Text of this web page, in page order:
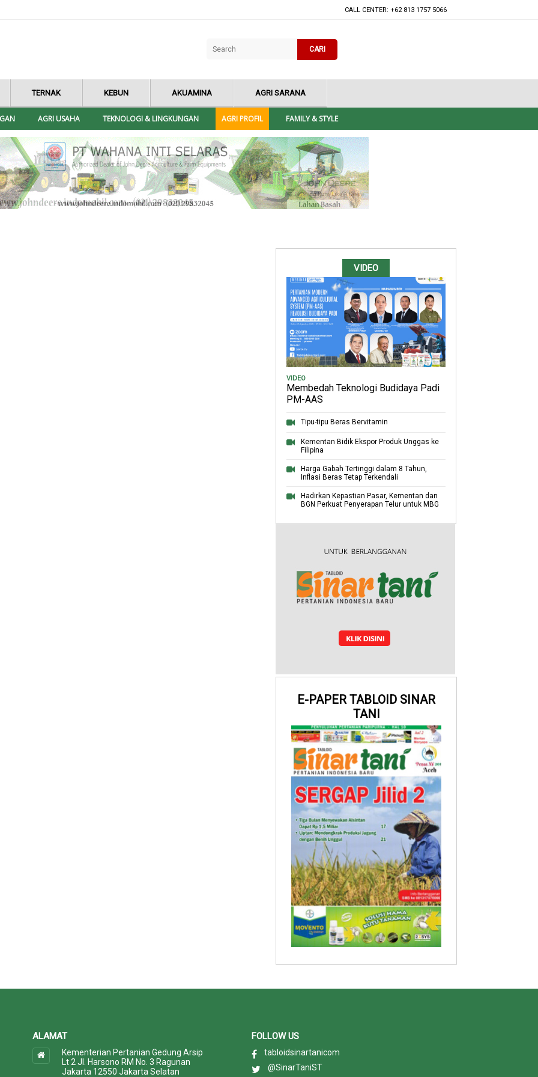
CALL CENTER: +62 813 1757 5066
CARI
TERNAK KEBUN AKUAMINA AGRI SARANA
AGRI USAHA TEKNOLOGI & LINGKUNGAN AGRI PROFIL FAMILY & STYLE
VIDEO
VIDEO
Membedah Teknologi Budidaya Padi
PM-AAS
Tipu-tipu Beras Bervitamin
Kementan Bidik Ekspor Produk Unggas ke
Filipina
Harga Gabah Tertinggi dalam 8 Tahun,
Inflasi Beras Tetap Terkendali
Hadirkan Kepastian Pasar, Kementan dan
BGN Perkuat Penyerapan Telur untuk MBG
E-PAPER TABLOID SINAR
TANI
ALAMAT
Kementerian Pertanian Gedung Arsip
Lt 2 Jl. Harsono RM No. 3 Ragunan
Jakarta 12550 Jakarta Selatan
FOLLOW US
tabloidsinartanicom
@SinarTaniST